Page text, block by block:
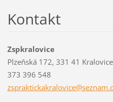
Kontakt
Zspkralovice
Plzeňská 172, 331 41 Kralovice
373 396 548
zspraktickakralovice@sez